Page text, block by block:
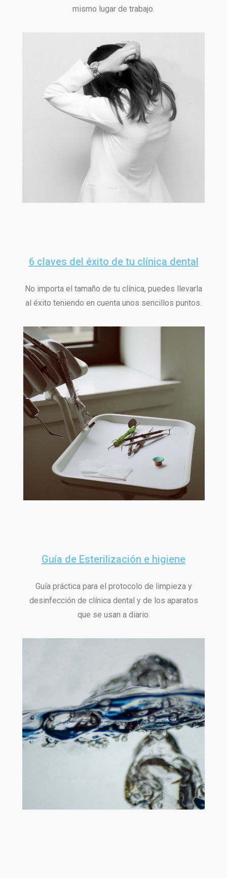
mismo lugar de trabajo.
6 claves del éxito de tu clínica dental
No importa el tamaño de tu clínica, puedes llevarla
al éxito teniendo en cuenta unos sencillos puntos.
Guía de Esterilización e higiene
Guía práctica para el protocolo de limpieza y
desinfección de clínica dental y de los aparatos
que se usan a diario.